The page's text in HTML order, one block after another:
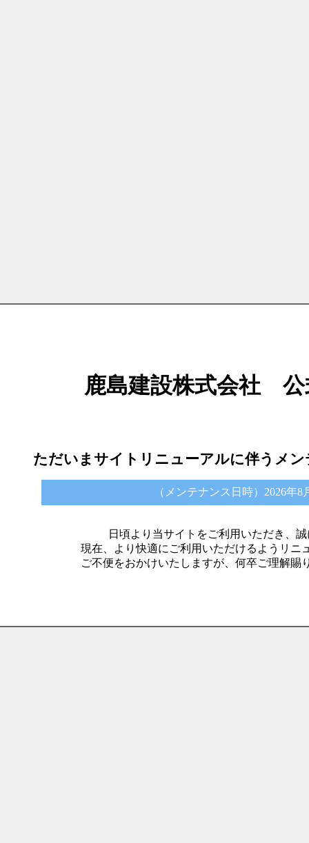
鹿島建設株式会社
ただいまサイトリニューアルに伴うメ
（メンテナンス日時）2026年8
日頃より当サイトをご利用いただき、
現在、より快適にご利用いただけるようリニ
ご不便をおかけいたしますが、何卒ご理解賜